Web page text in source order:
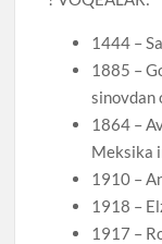
1444 –
1885 –
sinovdan
1864 –
Meksika
1910 –
1918 –
1917 –